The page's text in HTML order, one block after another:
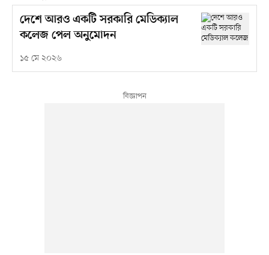
দেশে আরও একটি সরকারি মেডিক্যাল
কলেজ পেল অনুমোদন
১৫ মে ২০২৬